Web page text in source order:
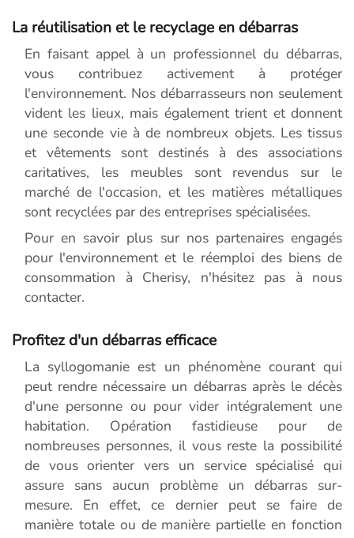
La réutilisation et le recyclage en débarras
En faisant appel à un professionnel du débarras,
vous contribuez activement à protéger
l'environnement. Nos débarrasseurs non seulement
vident les lieux, mais également trient et donnent
une seconde vie à de nombreux objets. Les tissus
et vêtements sont destinés à des associations
caritatives, les meubles sont revendus sur le
marché de l'occasion, et les matières métalliques
sont recyclées par des entreprises spécialisées.
Pour en savoir plus sur nos partenaires engagés
pour l'environnement et le réemploi des biens de
consommation à Cherisy, n'hésitez pas à nous
contacter.
Profitez d'un débarras efficace
La syllogomanie est un phénomène courant qui
peut rendre nécessaire un débarras après le décès
d'une personne ou pour vider intégralement une
habitation. Opération fastidieuse pour de
nombreuses personnes, il vous reste la possibilité
de vous orienter vers un service spécialisé qui
assure sans aucun problème un débarras sur-
mesure. En effet, ce dernier peut se faire de
manière totale ou de manière partielle en fonction